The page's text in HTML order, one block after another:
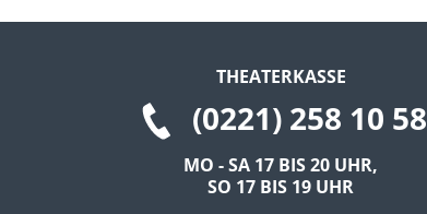
THEATERKASSE
(0221) 258 10 58
MO - SA 17 BIS 20 UHR,
SO 17 BIS 19 UHR